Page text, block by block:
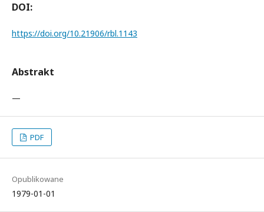
DOI:
https://doi.org/10.21906/rbl.1143
Abstrakt
—
PDF
Opublikowane
1979-01-01